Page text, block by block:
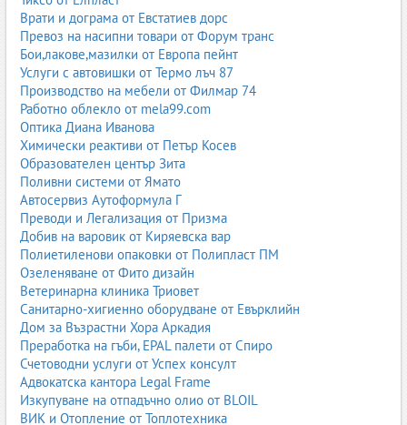
Поддръжка на естествени и изкуствени кожи
Почистване
Естествената кожа се почиства с мека кърпа и специализирани
препарати. Не се препоръчват агресивни химикали.
Изкуствените кожи обикновено се почистват по-лесно с
влажна кърпа и мек препарат.
Импрегниране и подхранване
Естествената кожа се нуждае от периодично подхранване с
кремове и балсами, за да не изсъхва и да не се напуква.
Изкуствените кожи по-рядко изискват подобна грижа, но също
се възползват от защита.
Защита от UV и топлина
Продължителното излагане на директно слънце и висока
температура може да увреди както естествените, така и
изкуствените кожи. Препоръчва се избягване на такива условия
или използване на защитни продукти.
Чести грешки
Използване на агресивни препарати.
Прекомерно мокрене на кожата.
Врати и дограма от Евстатиев дорс
Превоз на насипни товари от Форум транс
Бои,лакове,мазилки от Европа пейнт
Услуги с автовишки от Термо лъч 87
Производство на мебели от Филмар 74
Работно облекло от mela99.com
Оптика Диана Иванова
Химически реактиви от Петър Косев
Образователен център Зита
Поливни системи от Ямато
Автосервиз Аутоформула Г
Преводи и Легализация от Призма
Добив на варовик от Киряевска вар
Полиетиленови опаковки от Полипласт ПМ
Озеленяване от Фито дизайн
Ветеринарна клиника Триовет
Санитарно-хигиенно оборудване от Евърклийн
Дом за Възрастни Хора Аркадия
Преработка на гъби, EPAL палети от Спиро
Счетоводни услуги от Успех консулт
Адвокатска кантора Legal Frame
Изкупуване на отпадъчно олио от BLOIL
ВИК и Отопление от Топлотехника